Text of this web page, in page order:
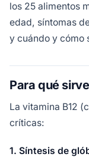
los 25 alimentos
edad, síntomas
y cuándo y cómo
Para qué
La vitamina B12
críticas:
1. Síntesis de